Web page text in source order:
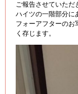
ご報告させていただ
ハイツの一階部分に
フォーアフターのお
く存じます。